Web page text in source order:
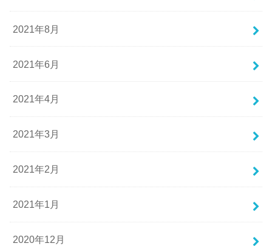
2021年8月
2021年6月
2021年4月
2021年3月
2021年2月
2021年1月
2020年12月